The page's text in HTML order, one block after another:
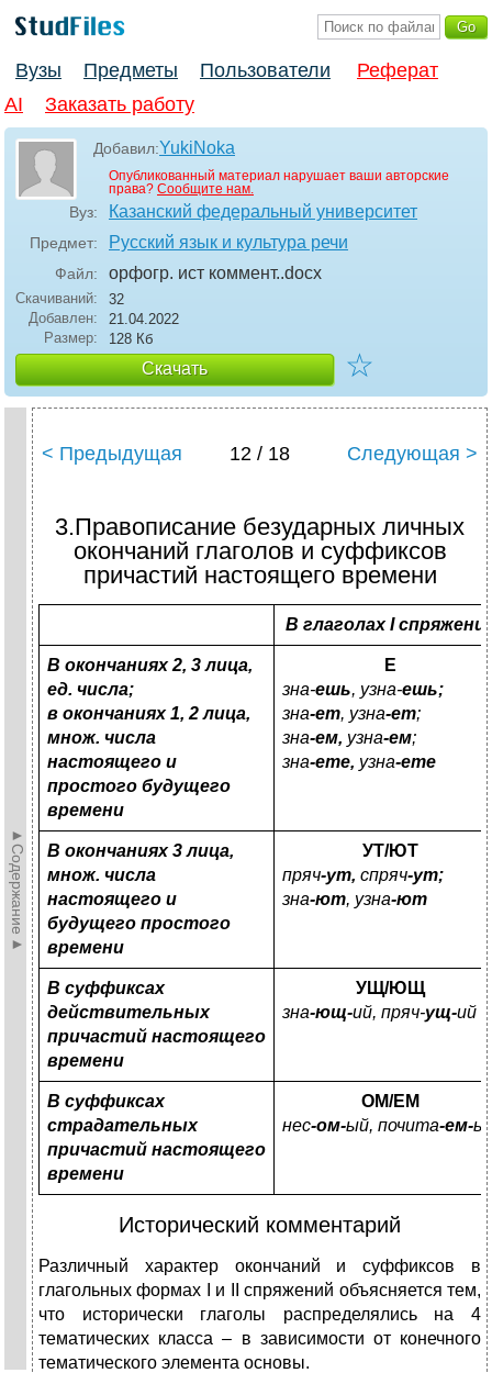
Вузы Предметы Пользователи
Реферат
AI
Заказать работу
Добавил:YukiNoka
Опубликованный материал нарушает ваши авторские
права? Сообщите нам.
Вуз: Казанский федеральный университет
Предмет: Русский язык и культура речи
Файл: орфогр. ист коммент..docx
Скачиваний:
32
Добавлен:
21.04.2022
Размер:
128 Кб
Скачать ☆
►Содержание►
< Предыдущая 12 / 18 Следующая >
3.Правописание безударных личных
окончаний глаголов и суффиксов
причастий настоящего времени
В глаголахI
В окончаниях 2, 3 лица,
ед. числа;
в окончаниях 1, 2 лица,
множ. числа
настоящего и
простого будущего
времени
Е
зна-ешь, узна-ешь;
зна-ет, узна-ет;
зна-ем, узна-ем;
зна-ете, узна-ете
В окончаниях 3 лица,
множ. числа
настоящего и
будущего простого
времени
УТ/ЮТ
пряч-ут, спряч-ут;
зна-ют, узна-ют
В суффиксах
действительных
причастий настоящего
времени
УЩ/ЮЩ
зна-ющ-ий, пряч-ущ-ий
В суффиксах
страдательных
причастий настоящего
времени
ОМ/ЕМ
нес-ом-ый, почита-ем-
Исторический комментарий
Различный характер окончаний и суффиксов в
глагольных формах I и II спряжений объясняется тем,
что исторически глаголы распределялись на 4
тематических класса – в зависимости от конечного
тематического элемента основы.